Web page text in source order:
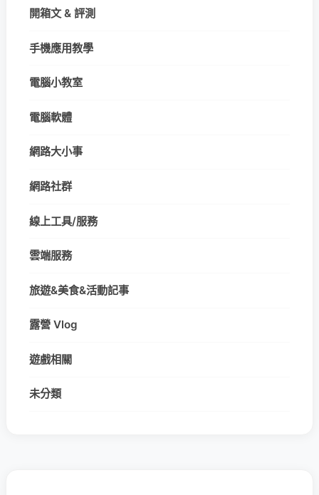
開箱文 & 評測
手機應用教學
電腦小教室
電腦軟體
網路大小事
網路社群
線上工具/服務
雲端服務
旅遊&美食&活動記事
露營 Vlog
遊戲相關
未分類